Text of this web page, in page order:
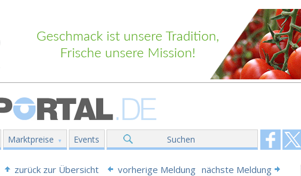
Marktpreise Events Suchen
zurück zur Übersicht vorherige Meldung nächste Meldung